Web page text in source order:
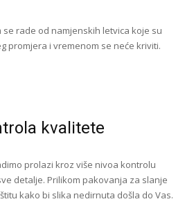
se rade od namjenskih letvica koje su
promjera i vremenom se neće kriviti.
kvalitete
prolazi kroz više nivoa kontrolu
detalje. Prilikom pakovanja za slanje
kako bi slika nedirnuta došla do Vas.